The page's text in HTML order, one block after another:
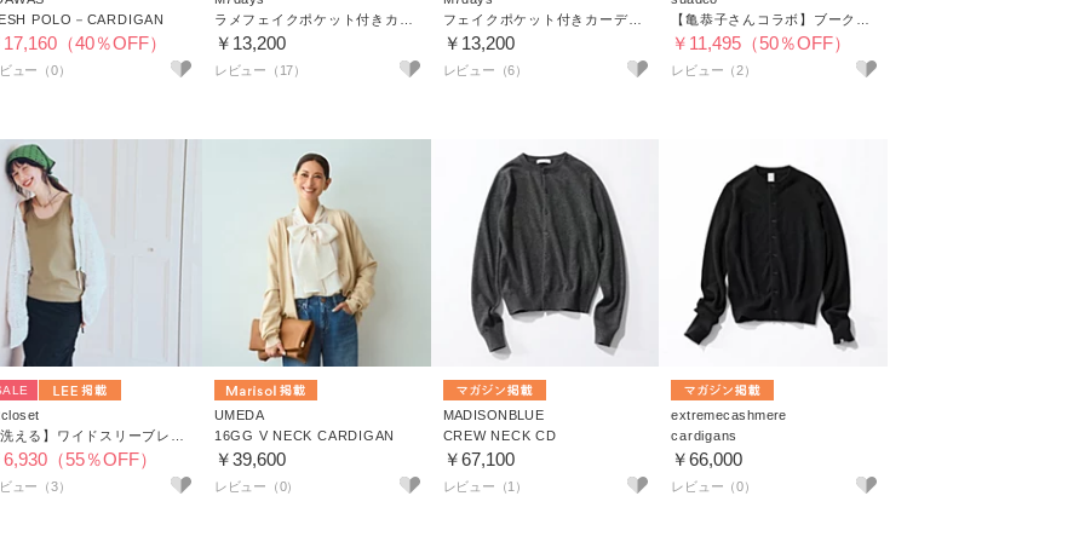
POLO－CARDIGAN
17,160（40％OFF） ￥13,200
レビュー（17）
￥13,200
レビュー（6）
￥11,495（50％OFF）
レビュー（2）
6,930（55％OFF）
ュー（3）
UMEDA
16GG V NECK CARDIGAN
￥39,600
MADISONBLUE
CREW NECK CD
￥67,100
レビュー（1）
extremecashmere
cardigans
￥66,000